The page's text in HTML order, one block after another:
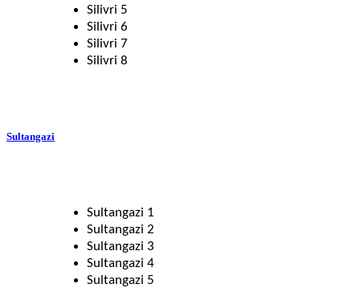
Silivri 5
Silivri 6
Silivri 7
Silivri 8
Sultangazi
Sultangazi 1
Sultangazi 2
Sultangazi 3
Sultangazi 4
Sultangazi 5